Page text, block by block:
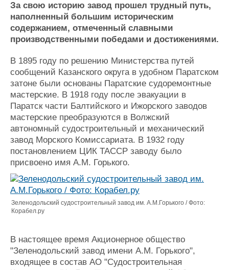
Компании
Репутация
Работа
Крюинг
Журнал
Реклама
Оборудование
Изделия
Материалы
Конференции
Выставки и семинары
Личности
Словарь
Флот
Галерея флота
Форум
Отзывы
Все службы
За свою историю завод прошел трудный путь,
наполненный большим историческим
содержанием, отмеченный славными
производственными победами и достижениями.
В 1895 году по решению Министерства путей
сообщений Казанского округа в удобном Паратском
затоне были основаны Паратские судоремонтные
мастерские. В 1918 году после эвакуации в
Паратск части Балтийского и Ижорского заводов
мастерские преобразуются в Волжский
автономный судостроительный и механический
завод Морского Комиссариата. В 1932 году
постановлением ЦИК ТАССР заводу было
присвоено имя А.М. Горького.
Зеленодольский судостроительный завод им. А.М.Горького / Фото:
Корабел.ру
В настоящее время Акционерное общество
"Зеленодольский завод имени А.М. Горького",
входящее в состав АО "Судостроительная